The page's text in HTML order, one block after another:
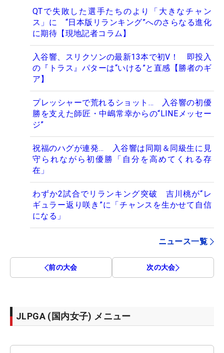
QTで失敗した選手たちのより「大きなチャン
ス」に “日本版リランキング”へのさらなる進化
に期待【現地記者コラム】
入谷響、スリクソンの最新13本で初V！ 即投入
の『トラス』パターは“いける”と直感【勝者のギ
ア】
プレッシャーで荒れるショット… 入谷響の初優
勝を支えた師匠・中嶋常幸からの“LINEメッセー
ジ”
祝福のハグが連発… 入谷響は同期＆同級生に見
守られながら初優勝「自分を高めてくれる存
在」
わずか2試合でリランキング突破 吉川桃が“レ
ギュラー返り咲き”に「チャンスを生かせて自信
になる」
ニュース一覧
前の大会 次の大会
JLPGA (国内女子) メニュー